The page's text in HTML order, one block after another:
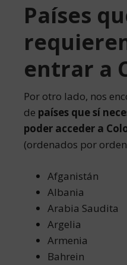
Países
entrar a
Por otro lado, nos
de países que sí
poder acceder a
(ordenados por
Afganistán
Albania
Arabia Saudita
Argelia
Armenia
Bahrein